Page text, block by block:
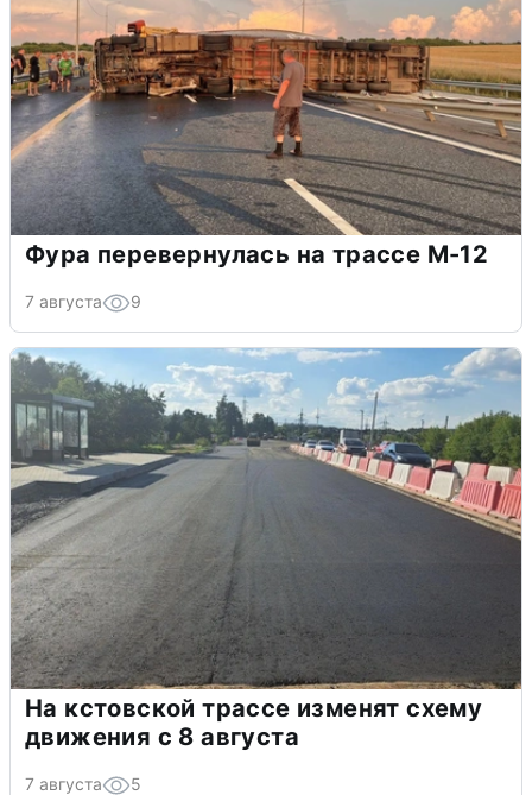
Фура перевернулась на трассе М-12
7 августа 9
На кстовской трассе изменят схему
движения с 8 августа
7 августа 5